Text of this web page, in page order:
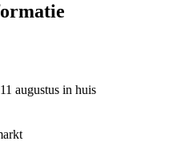
augustus in huis